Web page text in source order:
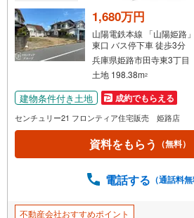
1,680万円
山陽電鉄本線 「山陽姫路
東口 バス停下車 徒歩3分
兵庫県姫路市田寺東3丁目
土地 198.38m2
建物条件付き土地 成約でもらえる
センチュリー21 フロンティア住宅販売 姫路店
資料をもらう （無料）
電話する （通話料無
不動産会社おすすめポイント